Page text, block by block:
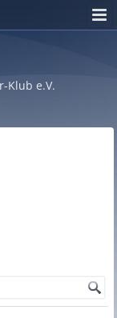
Klub e.V.